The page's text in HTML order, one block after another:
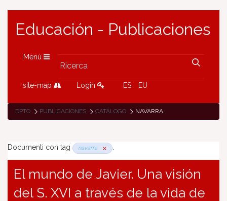
Educación - Publicaciones
Menù
site-map Login ES EU
DPTO PUBLICACIONES CATÁLOGO NAVARRA
Documenti con tag navarra .
El mundo de Javier. Una visión
del S. XVI a través de la vida de